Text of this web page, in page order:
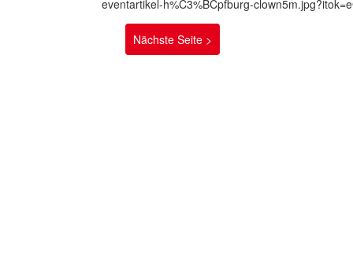
eventartikel-h%C3%BCpfburg-
Nächste Seite >